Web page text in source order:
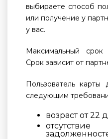
выбираете способ
или получение у
у вас.
Максимальный
Срок зависит от
Пользователь карты
следующим
возраст от 22